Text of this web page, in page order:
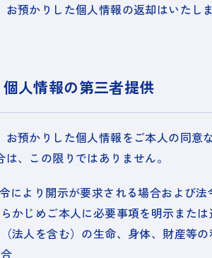
お預かりした個人情報の返却はいたし
人情報の第三者提供
お預かりした個人情報をご本人の同意
は、この限りではありません。
により開示が要求される場合および
かじめご本人に必要事項を明示また
法人を含む）の生命、身体、財産等